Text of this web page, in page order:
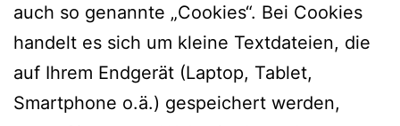
auch so genannte „Cookies“. Bei Cookies
handelt es sich um kleine Textdateien, die
auf Ihrem Endgerät (Laptop, Tablet,
Smartphone o.ä.) gespeichert werden,